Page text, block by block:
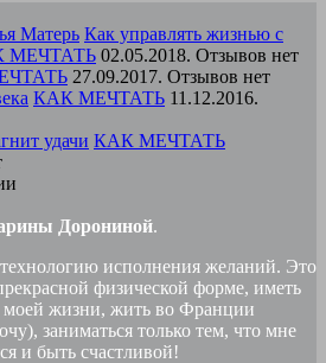
Как управлять жизнью с
МЕЧТАТЬ 02.05.2018. Отзывов нет
27.09.2017. Отзывов нет
КАК МЕЧТАТЬ 11.12.2016.
удачи КАК МЕЧТАТЬ
Дорониной.
исполнения желаний. Это
физической форме, иметь
жизни, жить во Франции
заниматься только тем, что мне
и быть счастливой!